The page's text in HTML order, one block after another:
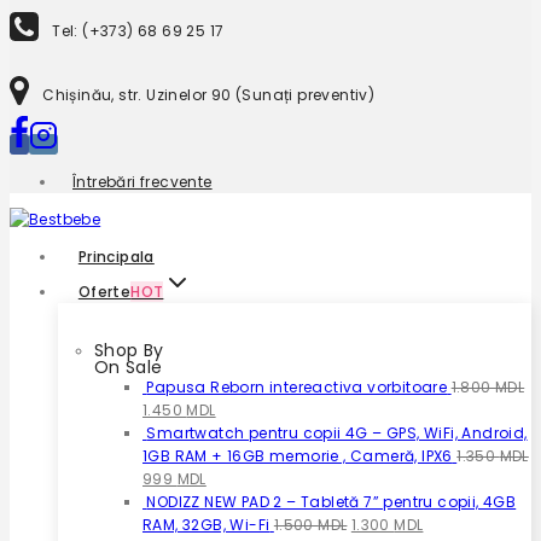
to
content
Tel: (+373) 68 69 25 17
Chișinău, str. Uzinelor 90 (Sunați preventiv)
Întrebări frecvente
Principala
OferteHOT
Shop By
On Sale
Papusa Reborn intereactiva vorbitoare 1.800MDL
Prețul
inițial
a
fost:
1.800 MDL.
1.450 MDL
curent
este:
Smartwatch pentru copii 4G – GPS, WiFi, Android,
1GB RAM + 16GB memorie , Cameră, IPX6 1.350MDL
Prețul
inițial
a
999 MDL
curent
este:
NODIZZ NEW PAD 2 – Tabletă 7” pentru copii, 4GB
RAM, 32GB, Wi-Fi 1.500MDL Prețul
1.300 MDL